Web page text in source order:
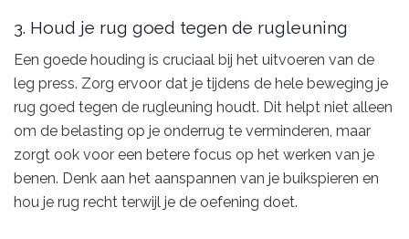
3. Houd je rug goed tegen de rugleuning
Een goede houding is cruciaal bij het uitvoeren van de
leg press. Zorg ervoor dat je tijdens de hele beweging je
rug goed tegen de rugleuning houdt. Dit helpt niet alleen
om de belasting op je onderrug te verminderen, maar
zorgt ook voor een betere focus op het werken van je
benen. Denk aan het aanspannen van je buikspieren en
hou je rug recht terwijl je de oefening doet.